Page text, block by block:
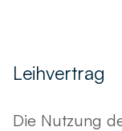
Leihvertrag
Die Nutzung